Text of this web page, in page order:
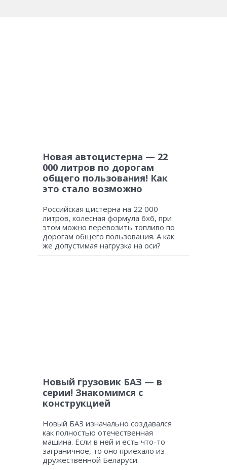
Новая автоцистерна — 22
000 литров по дорогам
общего пользования! Как
это стало возможно
Российская цистерна на 22 000
литров, колесная формула 6х6, при
этом можно перевозить топливо по
дорогам общего пользования. А как
же допустимая нагрузка на оси?
Новый грузовик БАЗ — в
серии! Знакомимся с
конструкцией
Новый БАЗ изначально создавался
как полностью отечественная
машина. Если в ней и есть что-то
заграничное, то оно приехало из
дружественной Беларуси.